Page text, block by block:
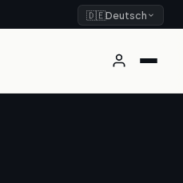
🇩🇪Deutsch